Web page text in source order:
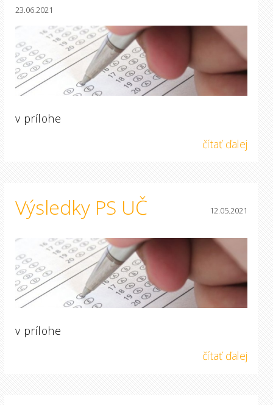
23.06.2021
v prílohe
čítať ďalej
Výsledky PS UČ 12.05.2021
v prílohe
čítať ďalej